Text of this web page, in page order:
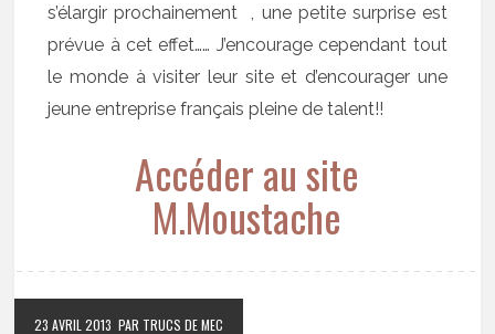
s’élargir prochainement , une petite surprise est
prévue à cet effet…… J’encourage cependant tout
le monde à visiter leur site et d’encourager une
jeune entreprise français pleine de talent!!
Accéder au site
M.Moustache
23 AVRIL 2013 PAR TRUCS DE MEC